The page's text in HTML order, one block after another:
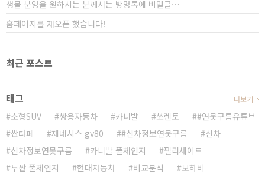
생물 분양을 원하시는 분께서는 방명록에 비밀글⋯
홈페이지를 재오픈 했습니다!
최근 포스트
태그
소형SUV 쌍용자동차 카니발 쏘렌토
#연못구름유튜브
싼타페
제네시스 gv80 #신차정보연못구름
신차
신차정보연못구름
카니발 풀체인지
팰리세이드
투싼 풀체인지
현대자동차 비교분석
모하비
더보기